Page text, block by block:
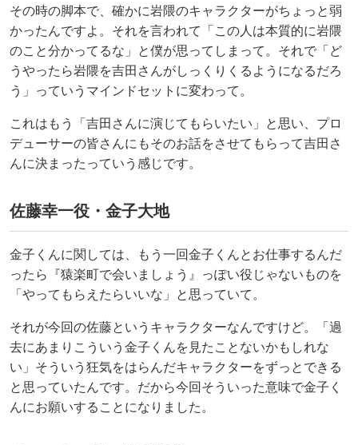
その時の脚本で、確かに岩隈のキャラクターがちょっと弱
かったんですよ。それを言われて「この人は本質的に岩隈
のこと分かってるな」と僕が思ってしまって。それで「ど
うやったら岩隈を吉田さんがしっくりくるようになるだろ
う」っていうマインドセットに変わって。
これはもう「吉田さんに演じてもらいたい」と思い、プロ
デューサーの皆さんにもそのお話をさせてもらって吉田さ
んに決まったっていう感じです。
佐藤幸一役・金子大地
金子くんに関しては、もう一回金子くんとお仕事するんだ
ったら『猿楽町で会いましょう』っぽい役じゃないものを
「やってもらえたらいいな」と思っていて。
それが今回の佐藤というキャラクターなんですけど。「過
去にあまりこういう金子くんを見たことないかもしれな
い」そういう狂気をはらんだキャラクターをずっとできる
と思っていたんです。だから今回そういった意味で金子く
んにお願いすることになりました。